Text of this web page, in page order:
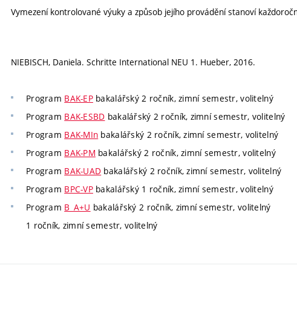
Vymezení kontrolované výuky a způsob jejího provádění stanoví
NIEBISCH, Daniela. Schritte International NEU 1. Hueber, 2016.
Program BAK-EPbakalářský 2 ročník, zimní semestr, volitelný
Program BAK-ESBD bakalářský 2 ročník, zimní semestr, volitelný
Program BAK-MIn bakalářský 2 ročník, zimní semestr, volitelný
Program BAK-PM bakalářský 2 ročník, zimní semestr, volitelný
Program BAK-UAD bakalářský 2 ročník, zimní semestr, volitelný
Program BPC-VPbakalářský 1 ročník, zimní semestr, volitelný
Program B_A+U bakalářský 2 ročník, zimní semestr, volitelný
1 ročník, zimní semestr, volitelný